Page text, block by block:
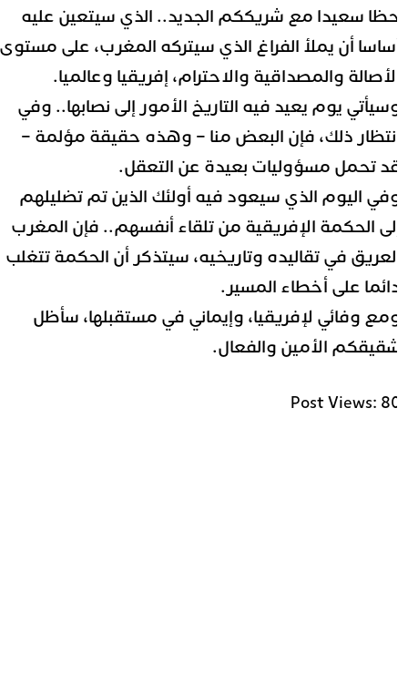
سعيدا مع شريككم الجديد.. الذي سيتعين عليه
أن يملأ الفراغ الذي سيتركه المغرب، على مستوى
والمصداقية والاحترام، إفريقيا وعالميا.
يوم يعيد فيه التاريخ الأمور إلى نصابها.. وفي
ذلك، فإن البعض منا – وهذه حقيقة مؤلمة –
تحمل مسؤوليات بعيدة عن التعقل.
اليوم الذي سيعود فيه أولئك الذين تم تضليلهم
الحكمة الإفريقية من تلقاء أنفسهم.. فإن المغرب
في تقاليده وتاريخيه، سيتذكر أن الحكمة تتغلب
على أخطاء المسير.
وفائي لإفريقيا، وإيماني في مستقبلها، سأظل
الأمين والفعال.
Post Views: